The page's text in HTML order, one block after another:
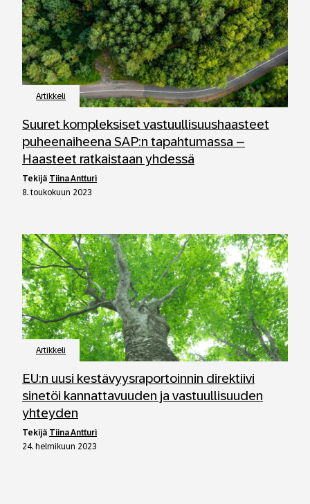
Artikkeli
Suuret kompleksiset vastuullisuushaasteet
puheenaiheena SAP:n tapahtumassa –
Haasteet ratkaistaan yhdessä
tekijä Tiina Antturi
8. toukokuun 2023
Artikkeli
EU:n uusi kestävyysraportoinnin direktiivi
sinetöi kannattavuuden ja vastuullisuuden
yhteyden
tekijä Tiina Antturi
24. helmikuun 2023